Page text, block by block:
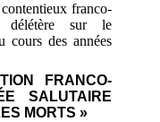
franco-
sur le
cours des années
FRANCO-
SALUTAIRE
MORTS »